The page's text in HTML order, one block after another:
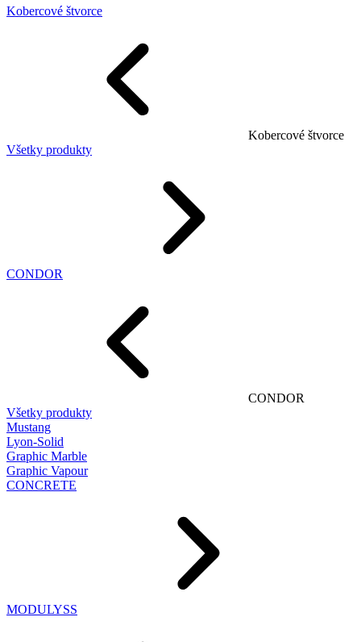
Kobercové štvorce
Kobercové štvorce
Všetky produkty
CONDOR
CONDOR
Všetky produkty
Mustang
Lyon-Solid
Graphic Marble
Graphic Vapour
CONCRETE
MODULYSS